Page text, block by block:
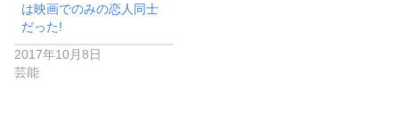
は映画でのみの恋人同士
だった!
2017年10月8日
芸能